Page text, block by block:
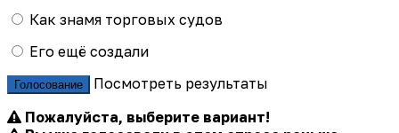
Как знамя торговых судов
Его ещё создали
Голосование
Посмотреть результаты
Пожалуйста, выберите вариант!